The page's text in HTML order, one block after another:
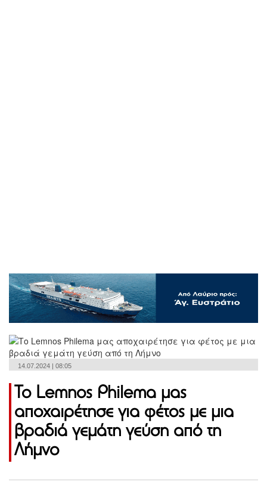
14.07.2024 | 08:05
Το Lemnos Philema μας
αποχαιρέτησε για φέτος με μια
βραδιά γεμάτη γεύση από τη
Λήμνο